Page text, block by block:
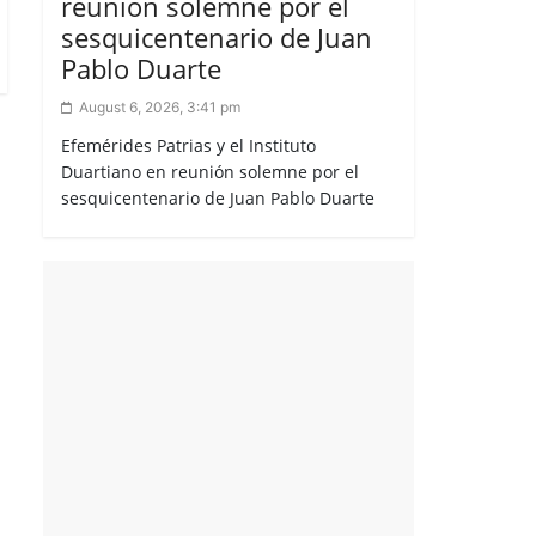
sesquicentenario de Juan
Pablo Duarte
August 6, 2026, 3:41 pm
Efemérides Patrias y el Instituto
Duartiano en reunión solemne por el
sesquicentenario de Juan Pablo Duarte